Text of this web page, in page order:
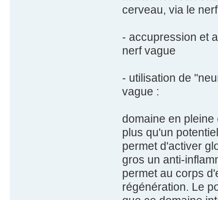
cerveau, via le
- accupression et
nerf vague
- utilisation de
vague :
domaine en
plus qu'un
permet d'activer
gros un anti-
permet au corps
régénération. Le